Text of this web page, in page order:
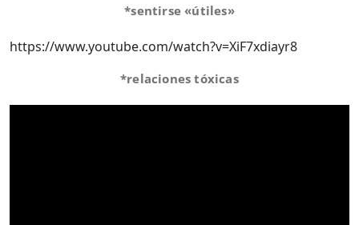
*sentirse «útiles»
https://www.youtube.com/watch?v=XiF7xdiayr8
*relaciones tóxicas